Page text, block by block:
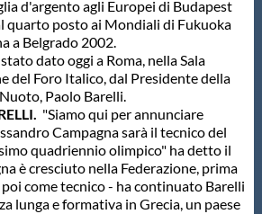
d'argento agli Europei di Budapest
quarto posto ai Mondiali di Fukuoka
a Belgrado 2002.
dato oggi a Roma, nella Sala
del Foro Italico, dal Presidente della
Paolo Barelli.
"Siamo qui per annunciare
Campagna sarà il tecnico del
quadriennio olimpico" ha detto il
è cresciuto nella Federazione, prima
come tecnico - ha continuato Barelli
lunga e formativa in Grecia, un paese